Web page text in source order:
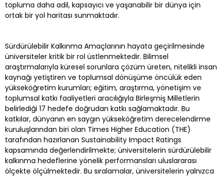
topluma daha adil, kapsayıcı ve yaşanabilir bir dünya için
ortak bir yol haritası sunmaktadır.
Sürdürülebilir Kalkınma Amaçlarının hayata geçirilmesinde
üniversiteler kritik bir rol üstlenmektedir. Bilimsel
araştırmalarıyla küresel sorunlara çözüm üreten, nitelikli insan
kaynağı yetiştiren ve toplumsal dönüşüme öncülük eden
yükseköğretim kurumları; eğitim, araştırma, yönetişim ve
toplumsal katkı faaliyetleri aracılığıyla Birleşmiş Milletlerin
belirlediği 17 hedefe doğrudan katkı sağlamaktadır. Bu
katkılar, dünyanın en saygın yükseköğretim derecelendirme
kuruluşlarından biri olan Times Higher Education (THE)
tarafından hazırlanan Sustainability Impact Ratings
kapsamında değerlendirilmekte; üniversitelerin sürdürülebilir
kalkınma hedeflerine yönelik performansları uluslararası
ölçekte ölçülmektedir. Bu sıralamalar, üniversitelerin yalnızca